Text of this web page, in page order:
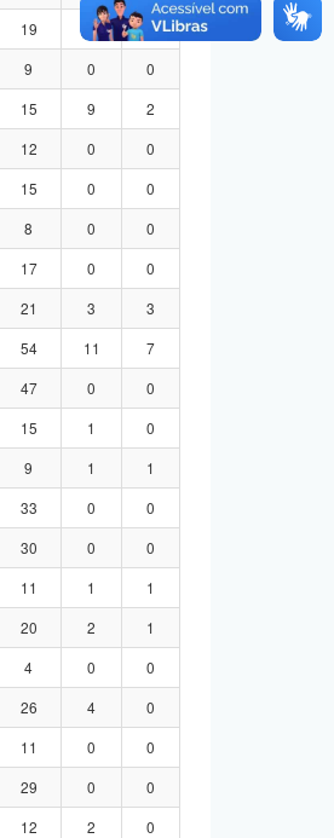
19 0
0
9 0
0
15 9
2
12 0
0
15 0
0
8 0
0
17 0
0
21 3
3
54 11
7
47 0
0
15 1
0
9 1
1
33 0
0
30 0
0
11 1
1
20 2
1
4 0
0
26 4
0
11 0
0
29 0
0
12 2
0